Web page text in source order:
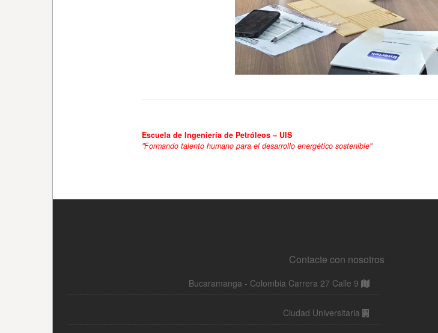
Contacte con nosotros
Bucaramanga - Colombia Carrera 27 Calle 9
Ciudad Universitaria